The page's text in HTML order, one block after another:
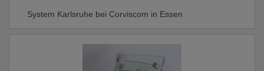
System Karlsruhe bei Corviscom in Essen